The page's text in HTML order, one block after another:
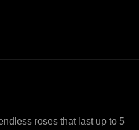
roses that last up to 5